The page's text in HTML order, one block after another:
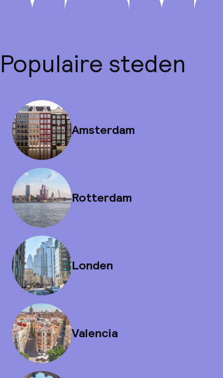
Populaire steden
Amsterdam
Rotterdam
Londen
Valencia